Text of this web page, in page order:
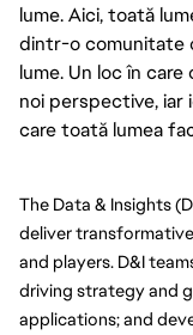
lume. Aici, toată
dintr-o comunitate
lume. Un loc în
noi perspective, iar
care toată lumea
The Data & Insights
deliver
and players. D&I
driving strategy and
applications; and